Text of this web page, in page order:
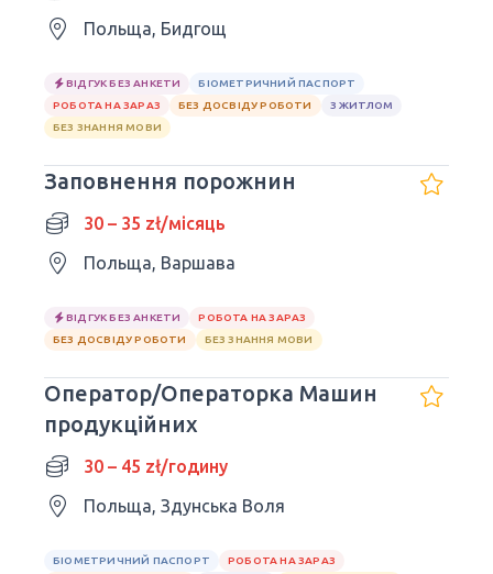
Польща, Бидгощ
ВІДГУК БЕЗ АНКЕТИ
БІОМЕТРИЧНИЙ ПАСПОРТ
РОБОТА НА ЗАРАЗ
БЕЗ ДОСВІДУ РОБОТИ
З ЖИТЛОМ
БЕЗ ЗНАННЯ МОВИ
Заповнення порожнин
30 – 35 zł/місяць
Польща, Варшава
ВІДГУК БЕЗ АНКЕТИ
РОБОТА НА ЗАРАЗ
БЕЗ ДОСВІДУ РОБОТИ
БЕЗ ЗНАННЯ МОВИ
Оператор/Операторка Машин
продукційних
30 – 45 zł/годину
Польща, Здунська Воля
БІОМЕТРИЧНИЙ ПАСПОРТ
РОБОТА НА ЗАРАЗ